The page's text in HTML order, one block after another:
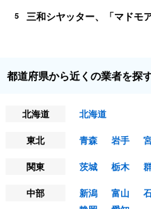
5 三和シヤッター、「マドモ
都道府県から近くの業者を探
北海道
北海道
東北
青森 岩手
関東
茨城 栃木
中部
新潟 富山